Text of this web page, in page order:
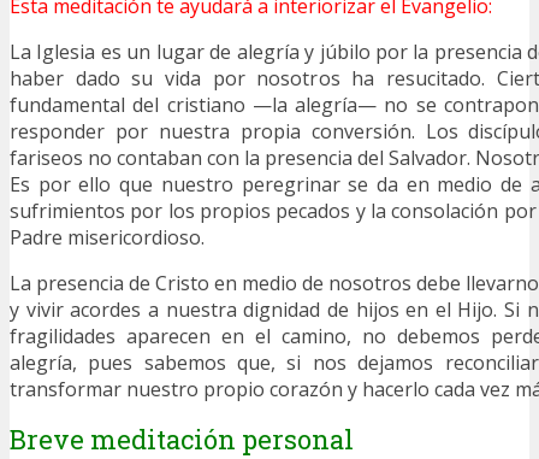
Esta meditación te ayudará a interiorizar el Evangelio:
La Iglesia es un lugar de alegría y júbilo por la presencia
haber dado su vida por nosotros ha resucitado.
fundamental del cristiano —la alegría— no se
responder por nuestra propia conversión. Los
fariseos no contaban con la presencia del Salvador.
Es por ello que nuestro peregrinar se da en medio de
sufrimientos por los propios pecados y la consolación
Padre misericordioso.
La presencia de Cristo en medio de nosotros debe
y vivir acordes a nuestra dignidad de hijos en el Hijo. Si
fragilidades aparecen en el camino, no debemos
alegría, pues sabemos que, si nos dejamos
transformar nuestro propio corazón y hacerlo cada vez
Breve meditación personal